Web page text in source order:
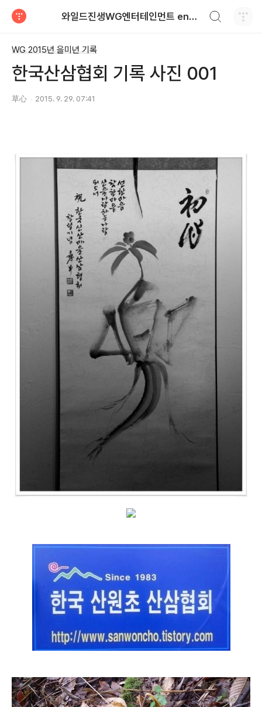
와일드진생WG엔터테인먼트 entertainment
WG 2015년 을미년 기록
한국산삼협회 기록 사진 001
草心 2015. 9. 29. 07:41